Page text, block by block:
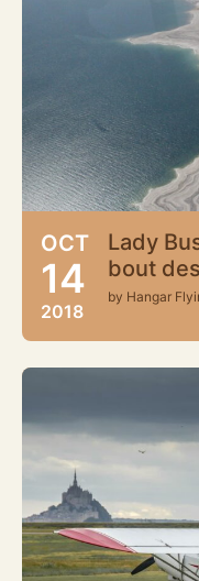
OCT
14
2018
Lady
bout
by Hangar